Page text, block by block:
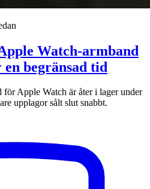
Watch-armband
begränsad tid
Apple Watch är åter i lager under
upplagor sålt slut snabbt.